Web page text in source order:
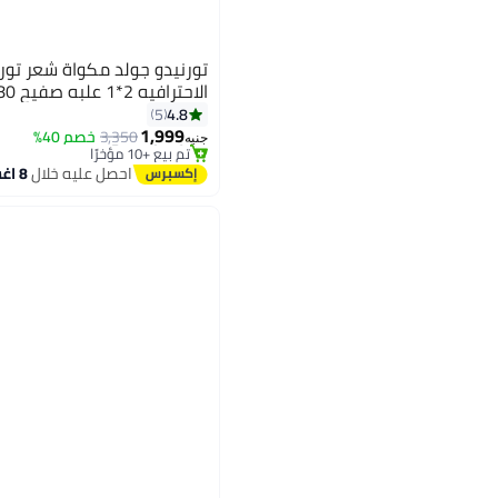
الاحترافيه 2*1 علبه صفيح 980 درجه حرارة
4.8
5
جنيه1,999
3,350خصم 40%
#24 في مكاوي تمليس الشعر
توصيل مجاني
تم بيع +10 مؤخرًا
#24 في مكاوي تمليس الشعر احصل عليه خلال8 اغسطس